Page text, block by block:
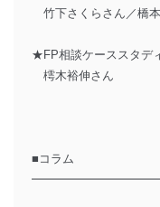
竹下さくらさん／橋
★FP相談ケーススタデ
樗木裕伸さん
■コラム